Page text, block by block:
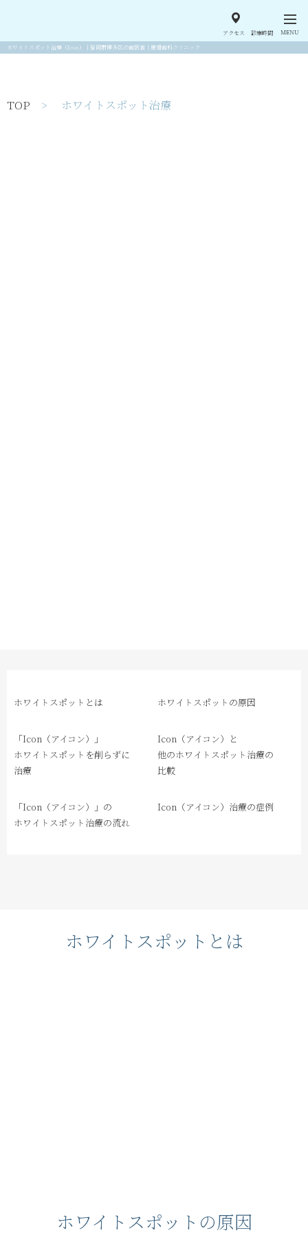
アクセス 診療時間
MENU
ホワイトスポット治療（Icon）｜福岡市博多区の歯医者｜廣畑歯科クリニック
TOP > ホワイトスポット治療
ホワイトスポットとは ホワイトスポットの原因
「Icon（アイコン）」
ホワイトスポットを削らずに
治療
Icon（アイコン）と
他のホワイトスポット治療の
比較
「Icon（アイコン）」の
ホワイトスポット治療の流れ
Icon（アイコン）治療の症例
ホワイトスポットとは
ホワイトスポットの原因